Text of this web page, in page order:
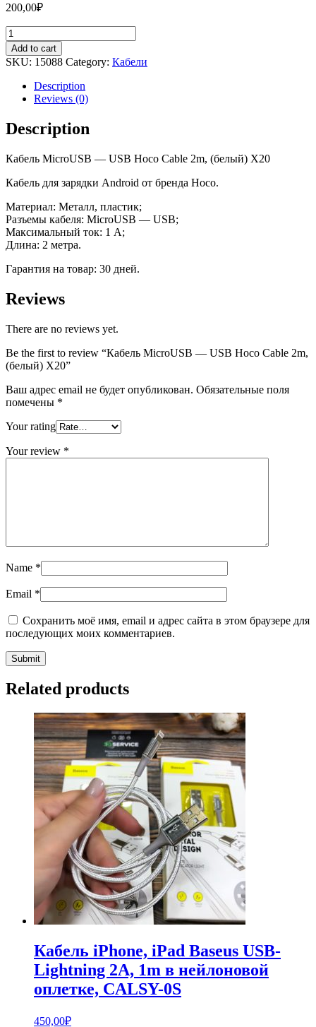
200,00₽
Кабель
MicroUSB
-
USB
Hoco
Cable
(белый)
X20
Add to cart
SKU: 15088 Category: Кабели
Description
Reviews (0)
Description
Кабель MicroUSB — USB Hoco Cable 2m, (белый) X20
Кабель для зарядки Android от бренда Hoco.
Материал: Металл, пластик;
Разъемы кабеля: MicroUSB — USB;
Максимальный ток: 1 А;
Длина: 2 метра.
Гарантия на товар: 30 дней.
Reviews
There are no reviews yet.
Be the first to review “Кабель MicroUSB — USB Hoco Cable 2m,
(белый) X20”
Ваш адрес email не будет опубликован. Обязательные поля
помечены *
Your rating
Your review *
Name *
Email *
Сохранить моё имя, email и адрес сайта в этом браузере для
последующих моих комментариев.
Related products
Кабель iPhone, iPad Baseus USB-
Lightning 2A, 1m в нейлоновой
оплетке, CALSY-0S
450,00₽